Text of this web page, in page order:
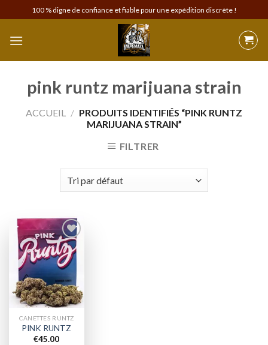
to
content
100 % digne de confiance et fiable pour une expédition discrète !
pink runtz marijuana strain
ACCUEIL / PRODUITS IDENTIFIÉS “PINK RUNTZ
MARIJUANA STRAIN”
FILTRER
Add to
wishlist
CANETTES RUNTZ
PINK RUNTZ
€45.00